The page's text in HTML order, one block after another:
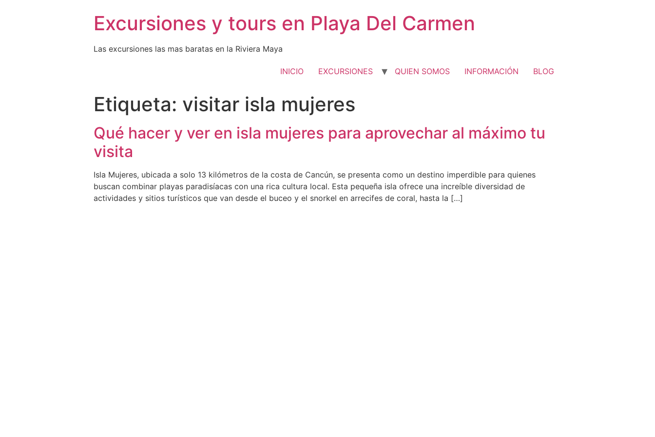
Excursiones y tours en Playa Del Carmen
Las excursiones las mas baratas en la Riviera Maya
INICIO EXCURSIONES QUIEN SOMOS INFORMACIÓN BLOG
Etiqueta: visitar isla mujeres
Qué hacer y ver en isla mujeres para aprovechar al máximo tu
visita
Isla Mujeres, ubicada a solo 13 kilómetros de la costa de Cancún, se presenta como un destino imperdible para quienes
buscan combinar playas paradisíacas con una rica cultura local. Esta pequeña isla ofrece una increíble diversidad de
actividades y sitios turísticos que van desde el buceo y el snorkel en arrecifes de coral, hasta la […]